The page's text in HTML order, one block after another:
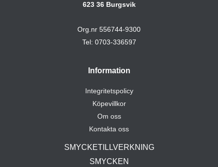
623 36 Burgsvik
Org.nr 556744-9300
Tel: 0703-336597
Information
Integritetspolicy
Köpevillkor
Om oss
Kontakta oss
SMYCKETILLVERKNING
SMYCKEN